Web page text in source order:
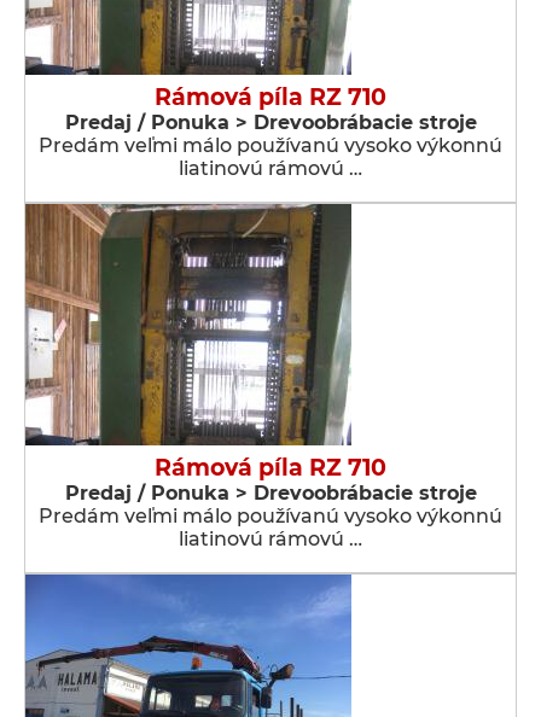
Rámová píla RZ 710
Predaj / Ponuka > Drevoobrábacie stroje
Predám veľmi málo používanú vysoko výkonnú
liatinovú rámovú …
Rámová píla RZ 710
Predaj / Ponuka > Drevoobrábacie stroje
Predám veľmi málo používanú vysoko výkonnú
liatinovú rámovú …